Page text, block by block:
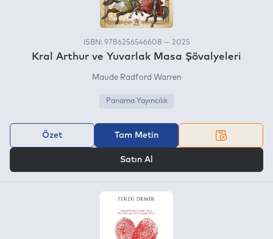
ISBN: 9786256546608 — 2025
Kral Arthur ve Yuvarlak Masa Şövalyeleri
Maude Radford Warren
Panama Yayıncılık
Özet Tam Metin
Satın Al